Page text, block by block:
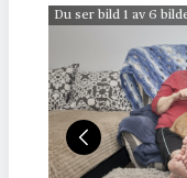
Du ser bild 1 av 6